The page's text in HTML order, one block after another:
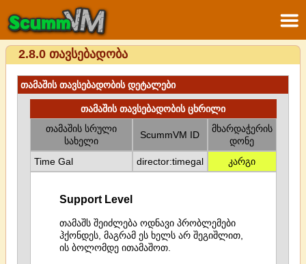
2.8.0 თავსებადობა
თამაშის თავსებადობის დეტალები
თამაშის თავსებადობის ცხრილი
თამაშის სრული
სახელი
ScummVM ID
მხარდაჭერის
დონე
Time Gal
director:timegal კარგი
Support Level
თამაშს შეიძლება ოდნავი პრობლემები
ჰქონდეს, მაგრამ ეს ხელს არ შეგიშლით,
ის ბოლომდე ითამაშოთ.